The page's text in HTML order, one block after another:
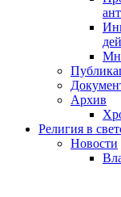
Архив
Религия в
Новости